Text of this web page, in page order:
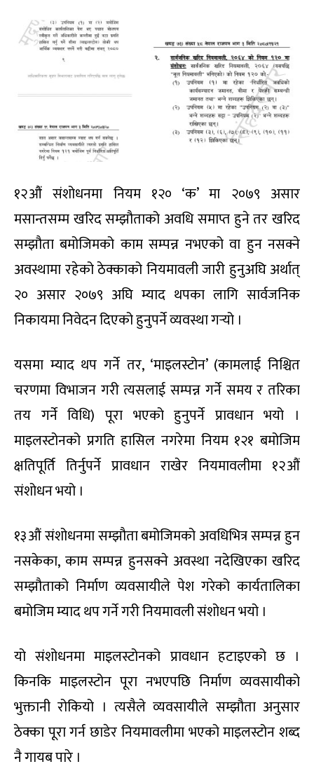
१२औं संशोधनमा नियम १२० ‘क’ मा २०७९ असार
मसान्तसम्म खरिद सम्झौताको अवधि समाप्त हुने तर खरिद
सम्झौता बमोजिमको काम सम्पन्न नभएको वा हुन नसक्ने
अवस्थामा रहेको ठेक्काको नियमावली जारी हुनुअघि अर्थात्
२० असार २०७९ अघि म्याद थपका लागि सार्वजनिक
निकायमा निवेदन दिएको हुनुपर्ने व्यवस्था गर्‍यो ।
यसमा म्याद थप गर्ने तर, ‘माइलस्टोन’ (कामलाई निश्चित
चरणमा विभाजन गरी त्यसलाई सम्पन्न गर्ने समय र तरिका
तय गर्ने विधि) पूरा भएको हुनुपर्ने प्रावधान भयो ।
माइलस्टोनको प्रगति हासिल नगरेमा नियम १२१ बमोजिम
क्षतिपूर्ति तिर्नुपर्ने प्रावधान राखेर नियमावलीमा १२औं
संशोधन भयो ।
१३औं संशोधनमा सम्झौता बमोजिमको अवधिभित्र सम्पन्न हुन
नसकेका, काम सम्पन्न हुनसक्ने अवस्था नदेखिएका खरिद
सम्झौताको निर्माण व्यवसायीले पेश गरेको कार्यतालिका
बमोजिम म्याद थप गर्ने गरी नियमावली संशोधन भयो ।
यो संशोधनमा माइलस्टोनको प्रावधान हटाइएको छ ।
किनकि माइलस्टोन पूरा नभएपछि निर्माण व्यवसायीको
भुक्तानी रोकियो । त्यसैले व्यवसायीले सम्झौता अनुसार
ठेक्का पूरा गर्न छाडेर नियमावलीमा भएको माइलस्टोन शब्द
नै गायब पारे ।